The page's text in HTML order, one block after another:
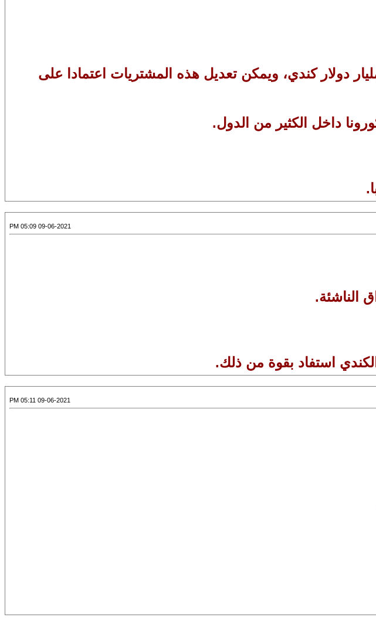
الإبقاء على وتيرة مشتريات السندات الحكومية الكندية إلى 3 مليار دولار كندي، ويمكن تعديل هذه المشتريات اعتمادا على
09-06-2021 05:09 PM
09-06-2021 05:11 PM